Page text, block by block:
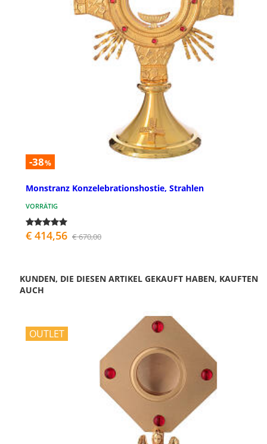
-38%
Monstranz Konzelebrationshostie, Strahlen
VORRÄTIG
€ 414,56 € 670,00
KUNDEN, DIE DIESEN ARTIKEL GEKAUFT HABEN, KAUFTEN
AUCH
OUTLET